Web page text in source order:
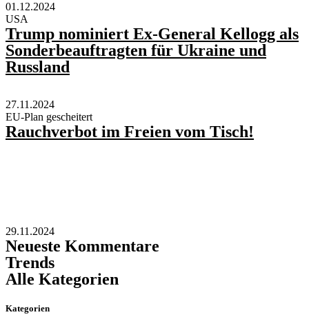
01.12.2024
USA
Trump nominiert Ex-General Kellogg als
Sonderbeauftragten für Ukraine und
Russland
27.11.2024
EU-Plan gescheitert
Rauchverbot im Freien vom Tisch!
29.11.2024
Neueste Kommentare
Trends
Alle Kategorien
Kategorien